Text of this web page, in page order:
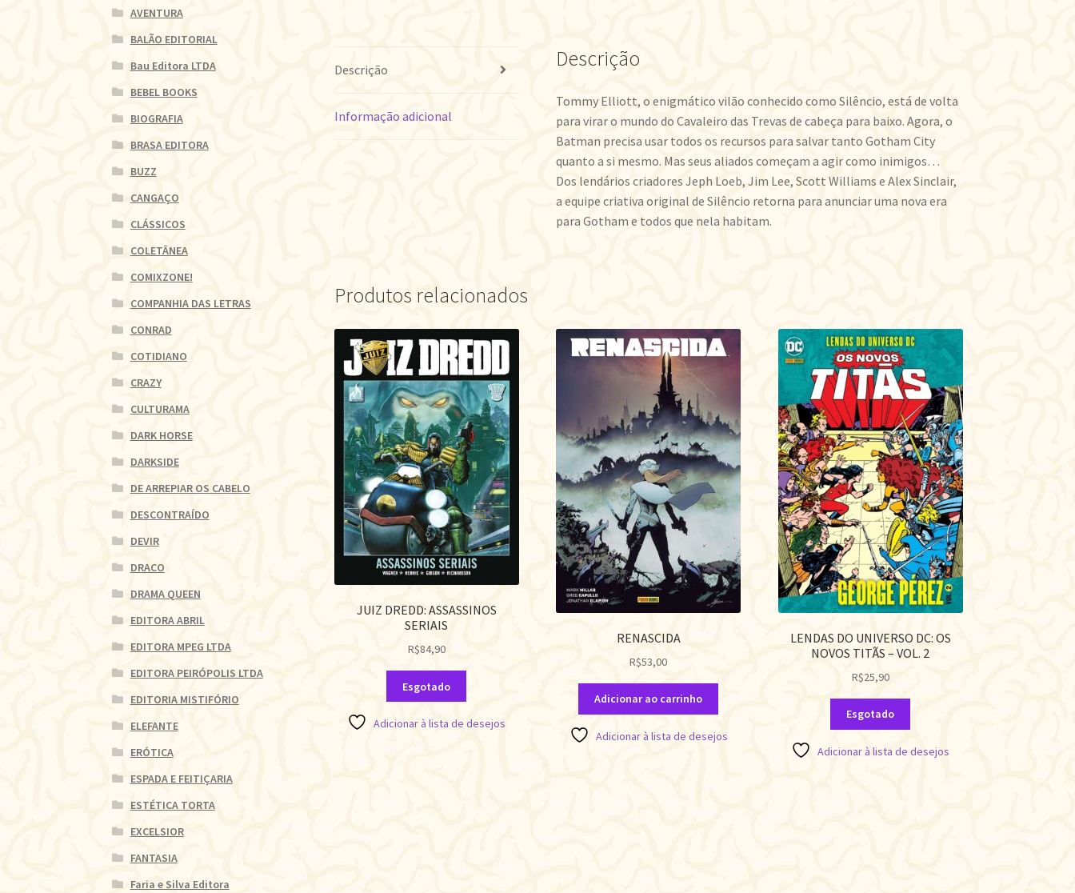
Descrição
Informação adicional
Descrição
Tommy Elliott, o enigmático vilão conhecido como Silêncio, está de volta
para virar o mundo do Cavaleiro das Trevas de cabeça para baixo. Agora, o
Batman precisa usar todos os recursos para salvar tanto Gotham City
quanto a si mesmo. Mas seus aliados começam a agir como inimigos…
Dos lendários criadores Jeph Loeb, Jim Lee, Scott Williams e Alex Sinclair,
a equipe criativa original de Silêncio retorna para anunciar uma nova era
para Gotham e todos que nela habitam.
Produtos relacionados
JUIZ DREDD: ASSASSINOS
SERIAIS
R$84,90
Esgotado
Adicionar à lista de desejos
RENASCIDA
R$53,00
Adicionar ao carrinho
Adicionar à lista de desejos
LENDAS DO UNIVERSO DC: OS
NOVOS TITÃS – VOL. 2
R$25,90
Esgotado
Adicionar à lista de desejos
AVENTURA
BALÃO EDITORIAL
Bau Editora LTDA
BEBEL BOOKS
BIOGRAFIA
BRASA EDITORA
BUZZ
CANGAÇO
CLÁSSICOS
COLETÂNEA
COMIXZONE!
COMPANHIA DAS LETRAS
CONRAD
COTIDIANO
CRAZY
CULTURAMA
DARK HORSE
DARKSIDE
DE ARREPIAR OS CABELO
DESCONTRAÍDO
DEVIR
DRACO
DRAMA QUEEN
EDITORA ABRIL
EDITORA MPEG LTDA
EDITORA PEIRÓPOLIS LTDA
EDITORIA MISTIFÓRIO
ELEFANTE
ERÓTICA
ESPADA E FEITIÇARIA
ESTÉTICA TORTA
EXCELSIOR
FANTASIA
Faria e Silva Editora